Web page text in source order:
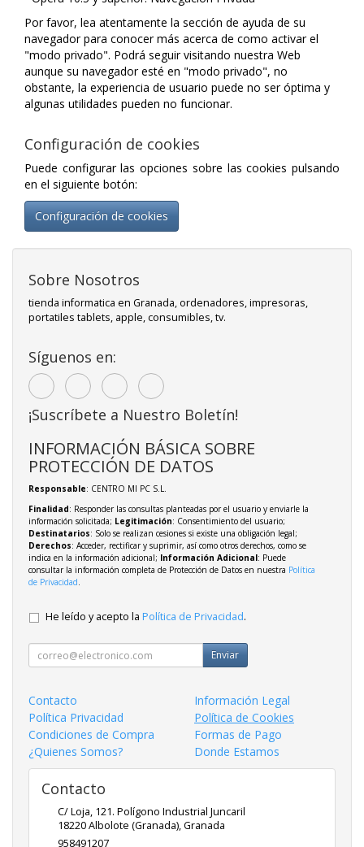
Por favor, lea atentamente la sección de ayuda de su
navegador para conocer más acerca de como activar el
"modo privado". Podrá seguir visitando nuestra Web
aunque su navegador esté en "modo privado", no
obstante, la experiencia de usuario puede no ser óptima y
algunas utilidades pueden no funcionar.
Configuración de cookies
Puede configurar las opciones sobre las cookies pulsando
en el siguiente botón:
Configuración de cookies
Sobre Nosotros
tienda informatica en Granada, ordenadores, impresoras,
portatiles tablets, apple, consumibles, tv.
Síguenos en:
¡Suscríbete a Nuestro Boletín!
INFORMACIÓN BÁSICA SOBRE
PROTECCIÓN DE DATOS
Responsable: CENTRO MI PC S.L.
Finalidad: Responder las consultas planteadas por el usuario y enviarle la
información solicitada; Legitimación: Consentimiento del usuario;
Destinatarios: Solo se realizan cesiones si existe una obligación legal;
Derechos: Acceder, rectificar y suprimir, así como otros derechos, como se
indica en la información adicional; Información Adicional: Puede
consultar la información completa de Protección de Datos en nuestra Política
de Privacidad.
He leído y acepto la Política de Privacidad.
Enviar
Contacto
Información Legal
Política Privacidad
Política de Cookies
Condiciones de Compra
Formas de Pago
¿Quienes Somos?
Donde Estamos
Contacto
C/ Loja, 121. Polígono Industrial Juncaril
18220Albolote (Granada),Granada
958491207